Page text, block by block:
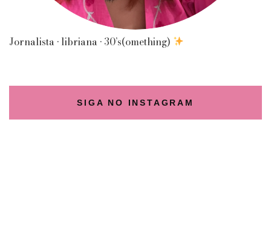
Jornalista • libriana • 30’s(omething)
SIGA NO INSTAGRAM